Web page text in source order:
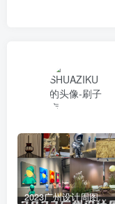
2023广州设计周图集更新至8000多张高清图+联系方式